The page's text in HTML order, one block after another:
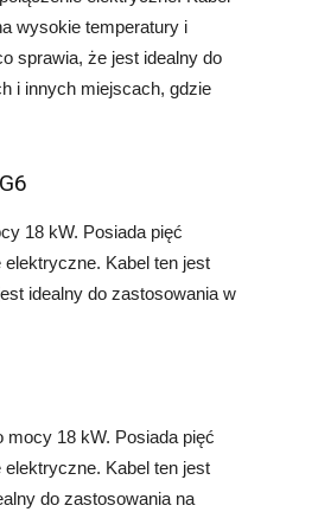
wysokie temperatury i
sprawia, że jest idealny do
i innych miejscach, gdzie
18 kW. Posiada pięć
Kabel ten jest
idealny do zastosowania w
mocy 18 kW. Posiada pięć
Kabel ten jest
do zastosowania na